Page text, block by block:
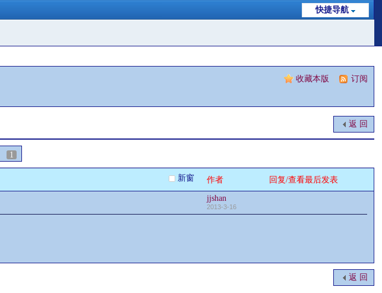
快捷导航
收藏本版 订阅
返 回
1
新窗 作者 回复/查看最后发表
jjshan
2013-3-16
返 回